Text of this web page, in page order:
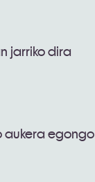
jarriko dira
aukera egongo